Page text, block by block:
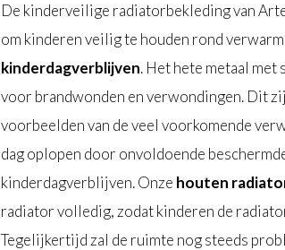
De kinderveilige radiatorbekleding van
om kinderen veilig te houden rond
kinderdagverblijven. Het hete metaal met
voor brandwonden en verwondingen. Dit
voorbeelden van de veel voorkomende
dag oplopen door onvoldoende
kinderdagverblijven. Onze houten
radiator volledig, zodat kinderen de
Tegelijkertijd zal de ruimte nog steeds